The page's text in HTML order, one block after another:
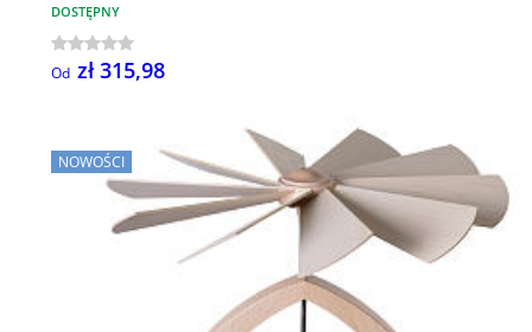
DOSTĘPNY
Od zł 315,98
NOWOŚCI